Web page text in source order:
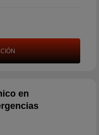
en